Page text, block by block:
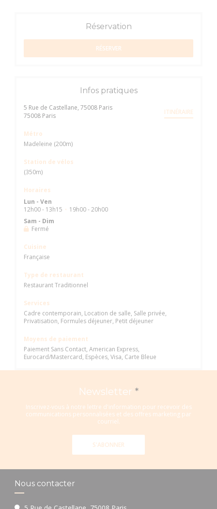
Réservation
RÉSERVER
Infos pratiques
5 Rue de Castellane, 75008 Paris
75008 Paris((ouvre une nouvelle fenêtre)) ITINÉRAIRE
Métro
Madeleine (200m)
Station de vélos
(350m)
Horaires
Lun - Ven
12h00 - 13h15 • 19h00 - 20h00
Sam - Dim
Fermé
Cuisine
Française
Type de restaurant
Restaurant Traditionnel
Services
Cadre contemporain, Location de salle, Salle privée,
Privatisation, Formules déjeuner, Petit déjeuner
Moyens de paiement
Paiement Sans Contact, American Express,
Eurocard/Mastercard, Espèces, Visa, Carte Bleue
Newsletter *
Inscrivez-vous à notre lettre d'information pour recevoir des
communications personnalisées et des offres marketing par
courriel.
S'ABONNER
Nous contacter